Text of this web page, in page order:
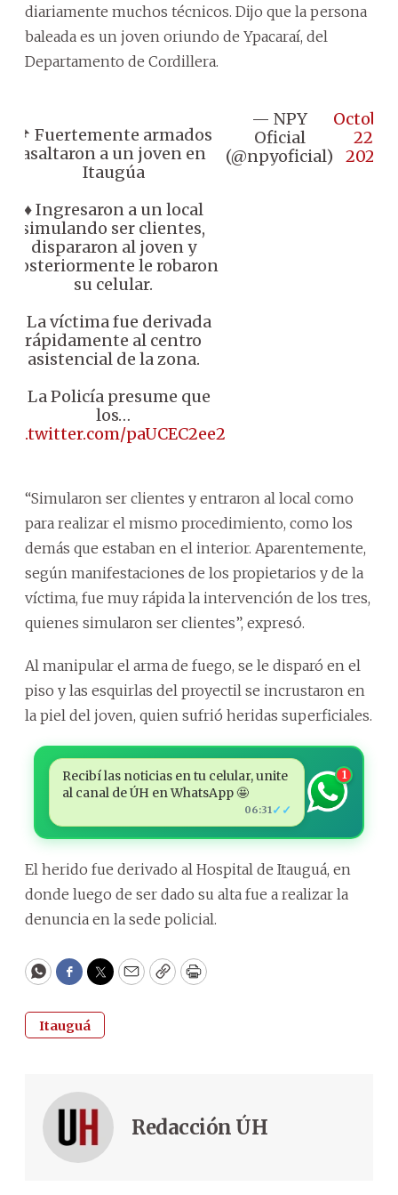
diariamente muchos técnicos. Dijo que la persona
baleada es un joven oriundo de Ypacaraí, del
Departamento de Cordillera.
📌 Fuertemente armados
asaltaron a un joven en
Itaugúa
♦ Ingresaron a un local
simulando ser clientes,
dispararon al joven y
posteriormente le robaron
su celular.
♦️ La víctima fue derivada
rápidamente al centro
asistencial de la zona.
♦️ La Policía presume que
los…
pic.twitter.com/paUCEC2ee2
— NPY
Oficial
(@npyoficial)
October
22,
2024
“Simularon ser clientes y entraron al local como
para realizar el mismo procedimiento, como los
demás que estaban en el interior. Aparentemente,
según manifestaciones de los propietarios y de la
víctima, fue muy rápida la intervención de los tres,
quienes simularon ser clientes”, expresó.
Al manipular el arma de fuego, se le disparó en el
piso y las esquirlas del proyectil se incrustaron en
la piel del joven, quien sufrió heridas superficiales.
Recibí las noticias en tu celular, unite
al canal de ÚH en WhatsApp 🤩
06:31 ✓✓
1
El herido fue derivado al Hospital de Itauguá, en
donde luego de ser dado su alta fue a realizar la
denuncia en la sede policial.
WhatsApp
Facebook
Twitter
EmailCopyPrint
Itauguá
Redacción ÚH